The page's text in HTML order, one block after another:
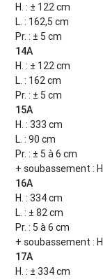
H. : ± 122 cm
L. : 162,5 cm
Pr. : ± 5 cm
14A
H. : ± 122 cm
L. : 162 cm
Pr. : ± 5 cm
15A
H. : 333 cm
L. : 90 cm
Pr. : ± 5 à 6 cm
+ soubassement :
16A
H. : 334 cm
L. : ± 82 cm
Pr. : 5 à 6 cm
+ soubassement :
17A
H. : ± 334 cm